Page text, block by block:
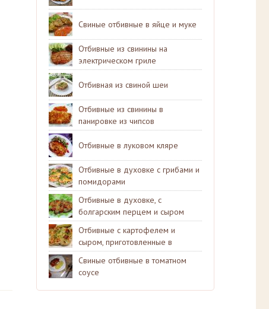
Свиные отбивные в яйце и муке
Отбивные из свинины на
электрическом гриле
Отбивная из свиной шеи
Отбивные из свинины в
панировке из чипсов
Отбивные в луковом кляре
Отбивные в духовке с грибами и
помидорами
Отбивные в духовке, с
болгарским перцем и сыром
Отбивные с картофелем и
сыром, приготовленные в
духовке
Свиные отбивные в томатном
соусе